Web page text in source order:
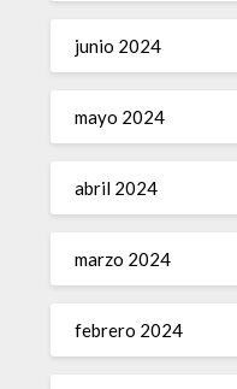
junio 2024
mayo 2024
abril 2024
marzo 2024
febrero 2024